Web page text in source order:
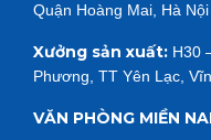
Quận Hoàng Mai, Hà Nội
Xưởng sản xuất: H30
Phương, TT Yên Lạc,
VĂN PHÒNG MIỀN